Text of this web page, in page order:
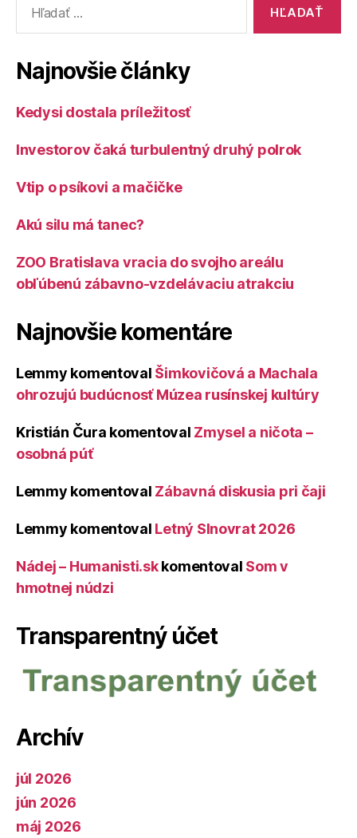
Najnovšie články
Kedysi dostala príležitosť
Investorov čaká turbulentný druhý polrok
Vtip o psíkovi a mačičke
Akú silu má tanec?
ZOO Bratislava vracia do svojho areálu
obľúbenú zábavno-vzdelávaciu atrakciu
Najnovšie komentáre
Lemmy komentoval Šimkovičová a Machala
ohrozujú budúcnosť Múzea rusínskej kultúry
Kristián Čura komentoval Zmysel a ničota –
osobná púť
Lemmy komentoval Zábavná diskusia pri čaji
Lemmy komentoval Letný Slnovrat 2026
Nádej – Humanisti.skkomentoval Som v
hmotnej núdzi
Transparentný účet
Archív
júl 2026
jún 2026
máj 2026